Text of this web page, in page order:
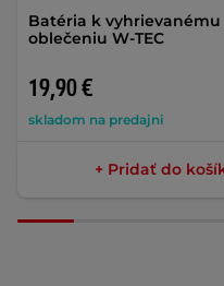
Batéria k vyhrievanému
oblečeniu W-TEC
19,90 €
skladom na predajni
+ Pridať do